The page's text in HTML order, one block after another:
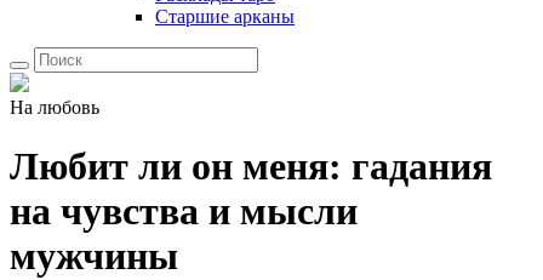
Старшие арканы
На любовь
Любит ли он меня: гадания
на чувства и мысли
мужчины